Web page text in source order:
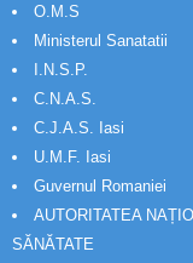
O.M.S
Ministerul Sanatatii
I.N.S.P.
C.N.A.S.
C.J.A.S. Iasi
U.M.F. Iasi
Guvernul Romaniei
AUTORITATEA
SĂNĂTATE